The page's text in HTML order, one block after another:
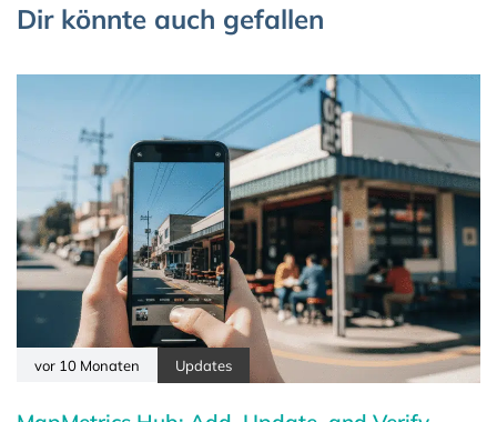
Dir könnte auch gefallen
vor 10 Monaten Updates